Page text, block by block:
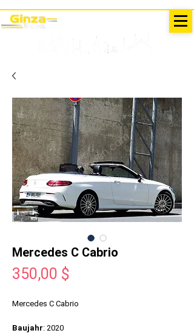
Mercedes C Cabrio
350,00 $
Mercedes C Cabrio
Baujahr: 2020